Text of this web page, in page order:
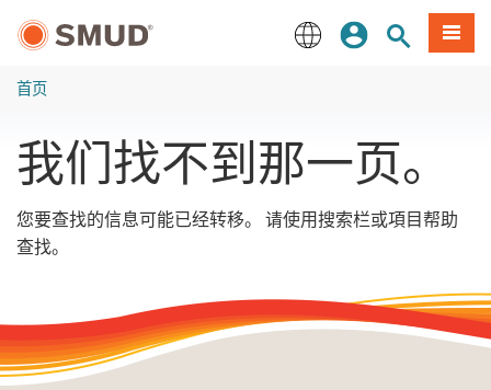
登录网站搜索
項目
首页
我们找不到那一页。
您要查找的信息可能已经转移。 请使用搜索栏或項目帮助
查找。